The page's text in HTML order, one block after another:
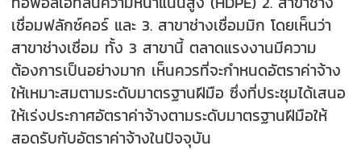
เชื่อมฟลักซ์คอร์ และ 3. สาขาช่างเชื่อมมิก โดยเห็นว่า
สาขาช่างเชื่อม ทั้ง 3 สาขานี้ ตลาดแรงงานมีความ
ต้องการเป็นอย่างมาก เห็นควรที่จะกำหนดอัตราค่าจ้าง
ให้เหมาะสมตามระดับมาตรฐานฝีมือ ซึ่งที่ประชุมได้เสนอ
ให้เร่งประกาศอัตราค่าจ้างตามระดับมาตรฐานฝีมือให้
สอดรับกับอัตราค่าจ้างในปัจจุบัน